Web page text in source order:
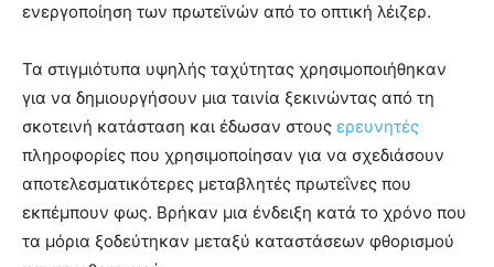
ενεργοποίηση των πρωτεϊνών από το οπτική λέιζερ.
Τα στιγμιότυπα υψηλής ταχύτητας χρησιμοποιήθηκαν
για να δημιουργήσουν μια ταινία ξεκινώντας από τη
σκοτεινή κατάσταση και έδωσαν στους ερευνητές
πληροφορίες που χρησιμοποίησαν για να σχεδιάσουν
αποτελεσματικότερες μεταβλητές πρωτεΐνες που
εκπέμπουν φως. Βρήκαν μια ένδειξη κατά το χρόνο που
τα μόρια ξοδεύτηκαν μεταξύ καταστάσεων φθορισμού